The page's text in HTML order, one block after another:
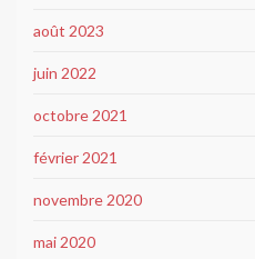
août 2023
juin 2022
octobre 2021
février 2021
novembre 2020
mai 2020